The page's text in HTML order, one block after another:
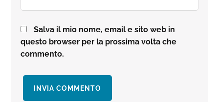
Salva il mio nome, email e sito web in
questo browser per la prossima volta che
commento.